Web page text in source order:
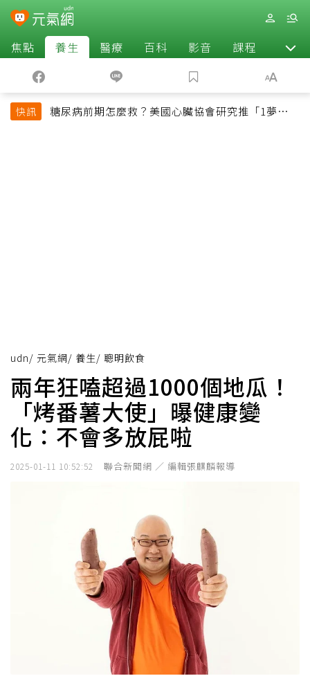
焦點 養生 醫療 百科 影音 課程 退休
快訊
糖尿病前期怎麼救？美國心臟協會研究推「1夢幻水
udn/ 元氣網/ 養生/ 聰明飲食
兩年狂嗑超過1000個地瓜！
「烤番薯大使」曝健康變
化：不會多放屁啦
2025-01-11 10:52:52 聯合新聞網 ／ 編輯張麒麟報導